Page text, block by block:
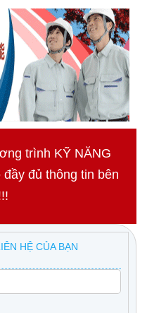
trình KỸ NĂNG
đủ thông tin bên
HỆ CỦA BẠN